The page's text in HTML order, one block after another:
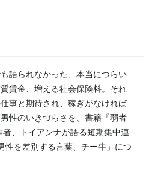
語られなかった、本当につらい
賃金、増える社会保険料。それ
事と期待され、稼ぎがなければ
性のいきづらさを、書籍『弱者
、トイアンナが語る短期集中連
性を差別する言葉、チー牛」につ